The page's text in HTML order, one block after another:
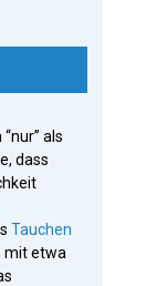
als
dass
Tauchen
mit etwa